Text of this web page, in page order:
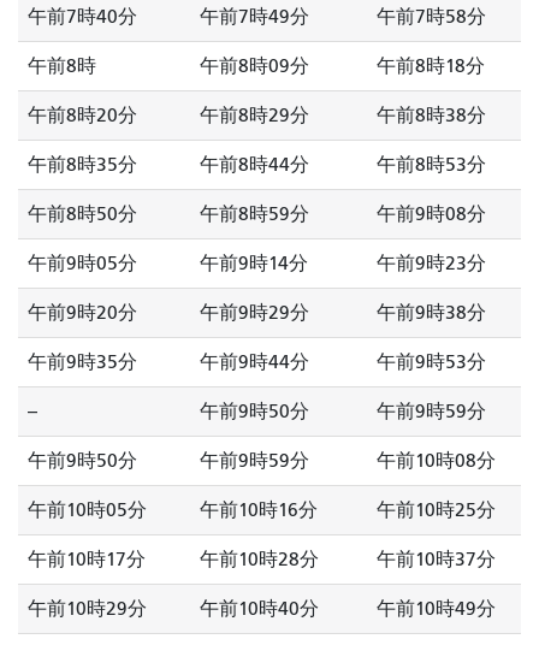
午前7時40分 午前7時49分 午前7時58分
午前8時 午前8時09分 午前8時18分
午前8時20分 午前8時29分 午前8時38分
午前8時35分 午前8時44分 午前8時53分
午前8時50分 午前8時59分 午前9時08分
午前9時05分 午前9時14分 午前9時23分
午前9時20分 午前9時29分 午前9時38分
午前9時35分 午前9時44分 午前9時53分
-- 午前9時50分 午前9時59分
午前9時50分 午前9時59分 午前10時08分
午前10時05分 午前10時16分 午前10時25分
午前10時17分 午前10時28分 午前10時37分
午前10時29分 午前10時40分 午前10時49分